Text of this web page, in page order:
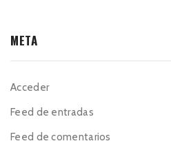
META
Acceder
Feed de entradas
Feed de comentarios